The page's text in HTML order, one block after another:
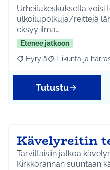
Urheilukeskukselta voisi
ulkoilupolkuja/reittejä
eksyy ilma…
Etenee jatkoon
Rajaa tulokset aihepiirin
Hyrylä Rajaa tulokset
Liikunta ja
Tutustu
Kävelyreitin
Tarvittaisiin jatkoa
Kirkkorannan suuntaan